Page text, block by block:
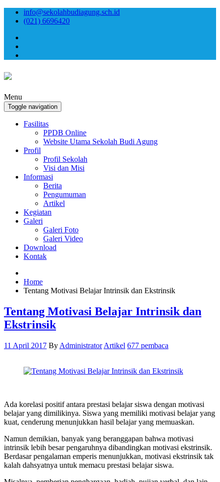
info@sekolahbudiagung.sch.id
(021) 6696420
Menu
Toggle navigation
Fasilitas
PPDB Online
Website Utama Sekolah Budi Agung
Profil
Profil Sekolah
Visi dan Misi
Informasi
Berita
Pengumuman
Artikel
Kegiatan
Galeri
Galeri Foto
Galeri Video
Download
Kontak
Home
Tentang Motivasi Belajar Intrinsik dan Ekstrinsik
Tentang Motivasi Belajar Intrinsik dan
Ekstrinsik
11 April 2017 By Administrator Artikel 677 pembaca
Ada korelasi positif antara prestasi belajar siswa dengan motivasi
belajar yang dimilikinya. Siswa yang memiliki motivasi belajar yang
kuat, cenderung menunjukkan hasil belajar yang memuaskan.
Namun demikian, banyak yang beranggapan bahwa motivasi
intrinsik lebih besar pengaruhnya dibandingkan motivasi ekstrinsik.
Berdasar pengalaman emperis menunjukkan, motivasi ekstrinsik tak
kalah dahsyatnya untuk memacu prestasi belajar siswa.